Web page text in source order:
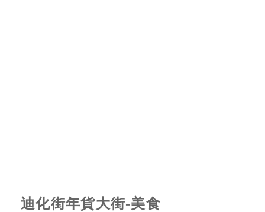
迪化街年貨大街-美食